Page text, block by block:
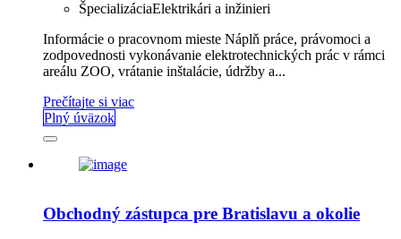
ŠpecializáciaElektrikári a inžinieri
Informácie o pracovnom mieste Náplň práce, právomoci a
zodpovednosti vykonávanie elektrotechnických prác v rámci
areálu ZOO, vrátanie inštalácie, údržby a...
Prečítajte si viac
Plný úväzok
Obchodný zástupca pre Bratislavu a okolie